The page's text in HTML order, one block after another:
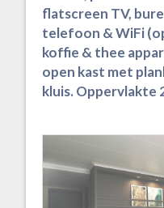
flatscreen TV,
telefoon & WiFi
koffie & thee
open kast met
kluis. Oppervlakte